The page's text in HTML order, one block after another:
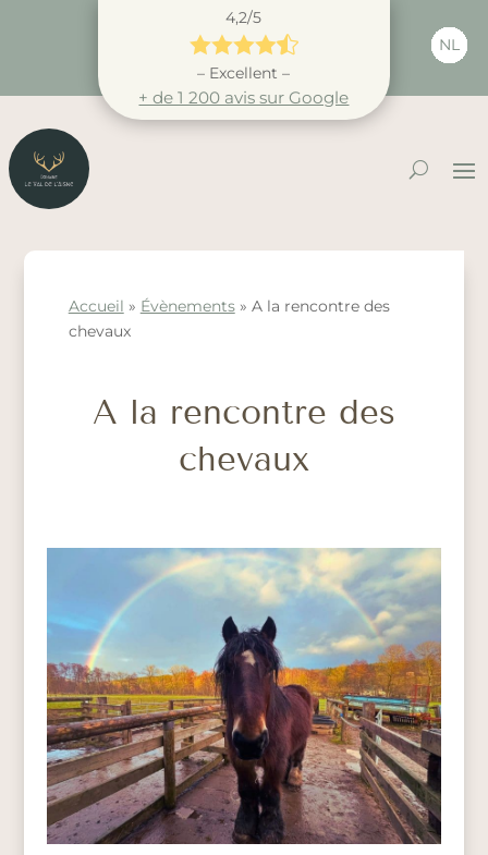
4,2/5

– Excellent –
+ de 1 200 avis sur Google
NL
Accueil » Évènements» A la rencontre des
chevaux
A la rencontre des
chevaux